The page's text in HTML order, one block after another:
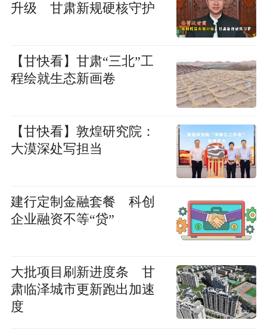
升级 甘肃新规硬核守护
【甘快看】甘肃“三北”工
程绘就生态新画卷
【甘快看】敦煌研究院：
大漠深处写担当
建行定制金融套餐 科创
企业融资不等“贷”
大批项目刷新进度条 甘
肃临泽城市更新跑出加速
度